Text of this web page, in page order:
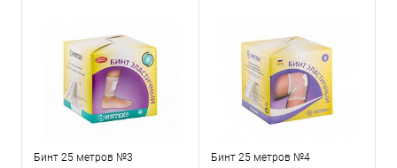
Бинт 25 метров №3 Бинт 25 метров №4